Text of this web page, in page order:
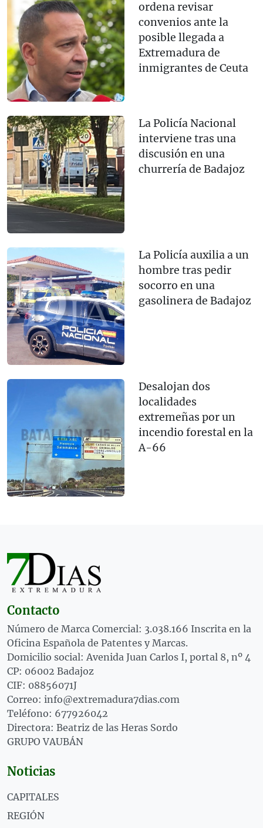
ordena revisar
convenios ante la
posible llegada a
Extremadura de
inmigrantes de Ceuta
La Policía Nacional
interviene tras una
discusión en una
churrería de Badajoz
La Policía auxilia a un
hombre tras pedir
socorro en una
gasolinera de Badajoz
Desalojan dos
localidades
extremeñas por un
incendio forestal en la
A-66
Contacto
Número de Marca Comercial: 3.038.166 Inscrita en la
Oficina Española de Patentes y Marcas.
Domicilio social: Avenida Juan Carlos I, portal 8, nº 4
CP: 06002 Badajoz
CIF: 08856071J
Correo: info@extremadura7dias.com
Teléfono: 677926042
Directora: Beatriz de las Heras Sordo
GRUPO VAUBÁN
Noticias
CAPITALES
REGIÓN